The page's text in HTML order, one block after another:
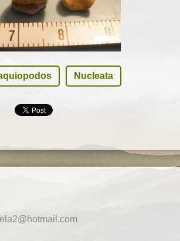
Nucleata
a2@hotmail.com